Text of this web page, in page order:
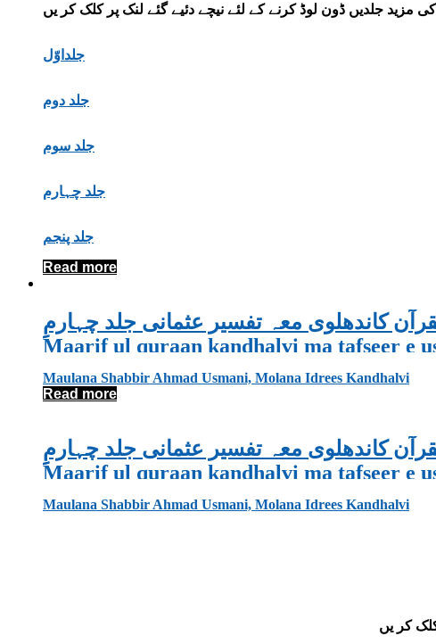
مزید جلدیں ڈون لوڈ کرنے کے لئے نیچے دئیے گئے لنک پر کلک کر یں
جلداوّل
جلد دوم
جلد سوم
جلد چہارم
جلد پنجم
Read more
کاندھلوی معہ تفسیر عثمانی جلد چہارمِِ
Maarif ul quraan kandhalvi ma tafseer e
Maulana Shabbir Ahmad Usmani, Molana Idrees Kandhalvi
Read more
کاندھلوی معہ تفسیر عثمانی جلد چہارمِِ
Maarif ul quraan kandhalvi ma tafseer e
Maulana Shabbir Ahmad Usmani, Molana Idrees Kandhalvi
کر یں